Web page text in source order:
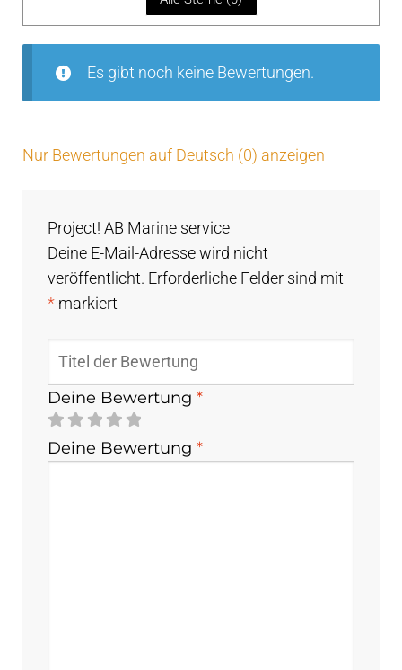
n
5
Es gibt noch keine Bewertungen.
Nur Bewertungen auf Deutsch (0) anzeigen
Project! AB Marine service
Deine E-Mail-Adresse wird nicht
veröffentlicht. Erforderliche Felder sind mit
* markiert
Deine Bewertung*
Deine Bewertung*